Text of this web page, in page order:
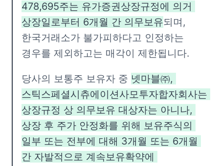
478,695주는 유가증권상장규정에 의거
상장일로부터 6개월 간 의무보유되며,
한국거래소가 불가피하다고 인정하는
경우를 제외하고는 매각이 제한됩니다.
당사의 보통주 보유자 중 넷마블㈜,
스틱스페셜시츄에이션사모투자합자회사는
상장규정 상 의무보유 대상자는 아니나,
상장 후 주가 안정화를 위해 보유주식의
일부 또는 전부에 대해 3개월 또는 6개월
간 자발적으로 계속보유확약에